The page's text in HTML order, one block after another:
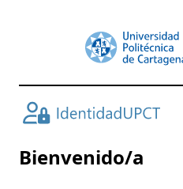
Bienvenido/a